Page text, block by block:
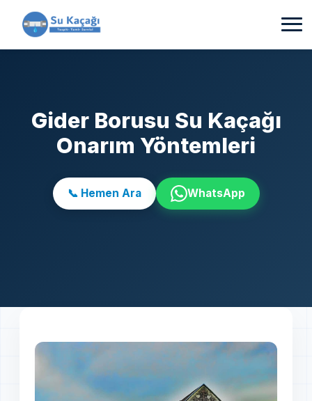
Gider Borusu Su Kaçağı
Onarım Yöntemleri
📞 Hemen Ara WhatsApp